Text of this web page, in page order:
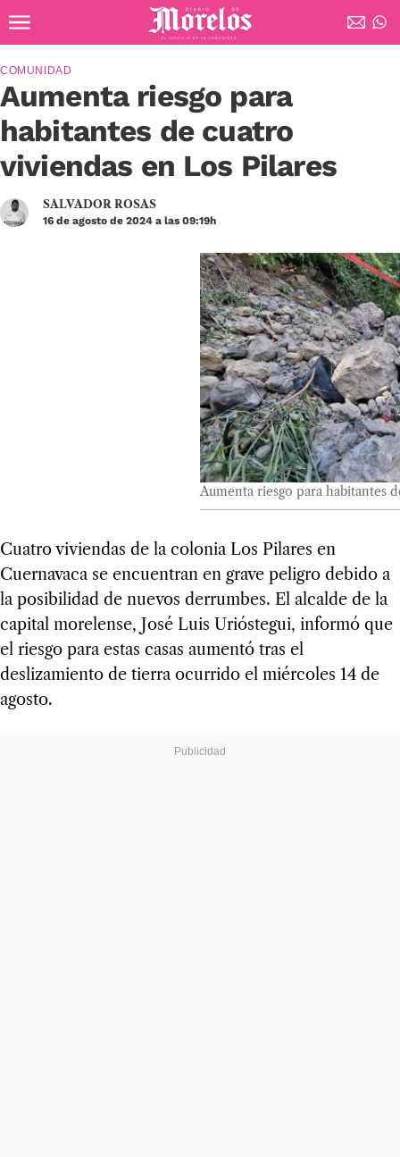
Diario de Morelos
Aumenta riesgo para
habitantes de cuatro
viviendas en Los Pilares
COMUNIDAD
SALVADOR ROSAS
16 de agosto de 2024 a las 09:19h
Aumenta riesgo para habitantes
Cuatro viviendas de la colonia Los Pilares en
Cuernavaca se encuentran en grave peligro debido a
la posibilidad de nuevos derrumbes. El alcalde de la
capital morelense, José Luis Urióstegui, informó que
el riesgo para estas casas aumentó tras el
deslizamiento de tierra ocurrido el miércoles 14 de
agosto.